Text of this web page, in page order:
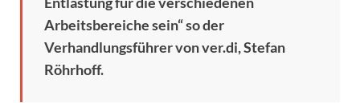
Arbeitsbereiche sein“ so der
Verhandlungsführer von ver.di, Stefan
Röhrhoff.